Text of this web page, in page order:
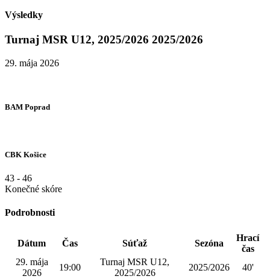
Výsledky
Turnaj MSR U12, 2025/2026 2025/2026
29. mája 2026
BAM Poprad
CBK Košice
43 - 46
Konečné skóre
Podrobnosti
Dátum Čas Súťaž Sezóna
Hrací
čas
29. mája
2026
19:00
Turnaj MSR U12,
2025/2026
2025/2026 40'